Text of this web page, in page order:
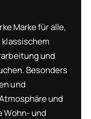
Marke für alle,
und
Besonders
und
und
Wohn- und